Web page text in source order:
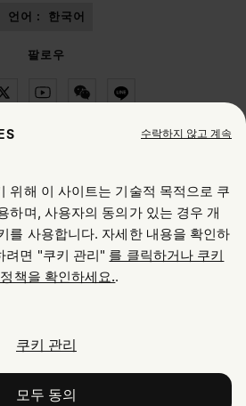
언어 : 한국어
팔로우
는 OTB 그룹의 자회사입니다.
States입니다. 위치를 업데이트
United States
South Korea
수락하지 않고 계속
위해 이 사이트는 기술적 목적으로 쿠
하며, 사용자의 동의가 있는 경우 개
를 사용합니다. 자세한 내용을 확인하
려면 "쿠키 관리" 를 클릭하거나 쿠키
책을 확인하세요..
쿠키 관리
모두 동의